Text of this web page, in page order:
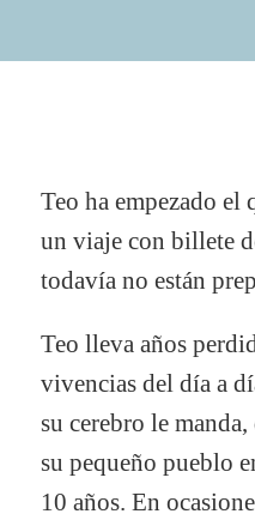
Teo ha empezado el
un viaje con billete
todavía no están
Teo lleva años
vivencias del día a
su cerebro le
su pequeño pueblo
10 años. En